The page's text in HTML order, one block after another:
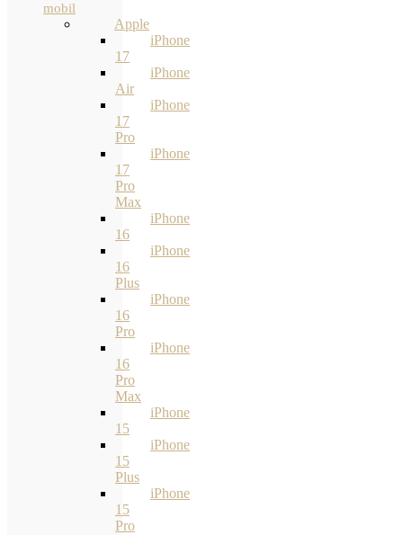
mobil
Apple
iPhone
17
iPhone
Air
iPhone
17
Pro
iPhone
17
Pro
Max
iPhone
16
iPhone
16
Plus
iPhone
16
Pro
iPhone
16
Pro
Max
iPhone
15
iPhone
15
Plus
iPhone
15
Pro